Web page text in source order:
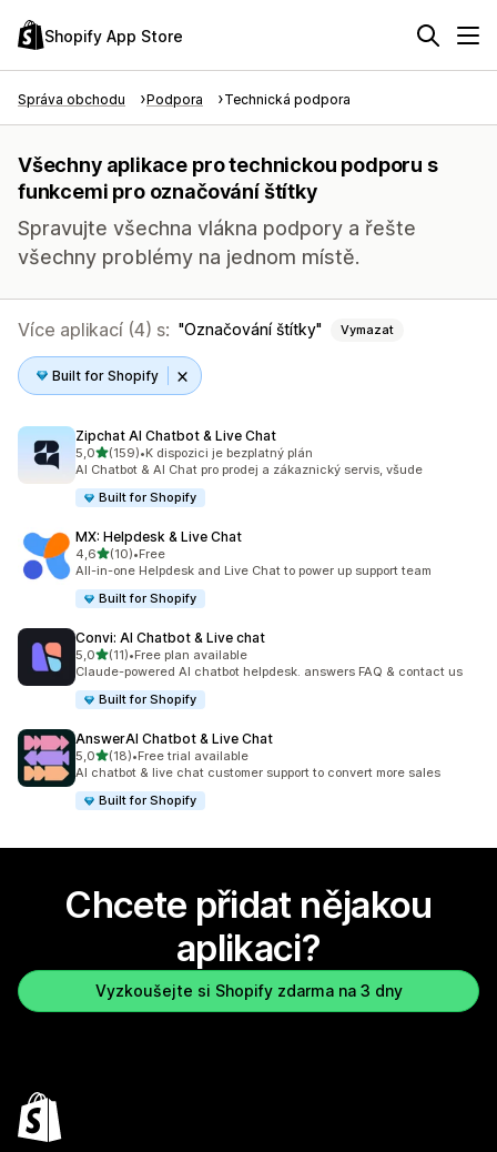
Shopify App Store
Správa obchodu Podpora Technická podpora
Všechny aplikace pro technickou podporu s
funkcemi pro označování štítky
Spravujte všechna vlákna podpory a řešte
všechny problémy na jednom místě.
Více aplikací (4) s: Označování štítky Vymazat
Built for Shopify
Zipchat AI Chatbot & Live Chat
5,0z 5 hvězd
(159)
Celkový počet recenzí: 159
•K dispozici je bezplatný plán
AI Chatbot & AI Chat pro prodej a zákaznický servis, všude
Built for Shopify
MX: Helpdesk & Live Chat
4,6z 5 hvězd
(10)
Celkový počet recenzí: 10
•Free
All-in-one Helpdesk and Live Chat to power up support team
Built for Shopify
Convi: AI Chatbot & Live chat
5,0z 5 hvězd
(11)
Celkový počet recenzí: 11
•Free plan available
Claude-powered AI chatbot helpdesk. answers FAQ & contact us
Built for Shopify
AnswerAI Chatbot & Live Chat
5,0z 5 hvězd
(18)
Celkový počet recenzí: 18
•Free trial available
AI chatbot & live chat customer support to convert more sales
Built for Shopify
Chcete přidat nějakou
aplikaci?
Vyzkoušejte si Shopify zdarma na 3 dny